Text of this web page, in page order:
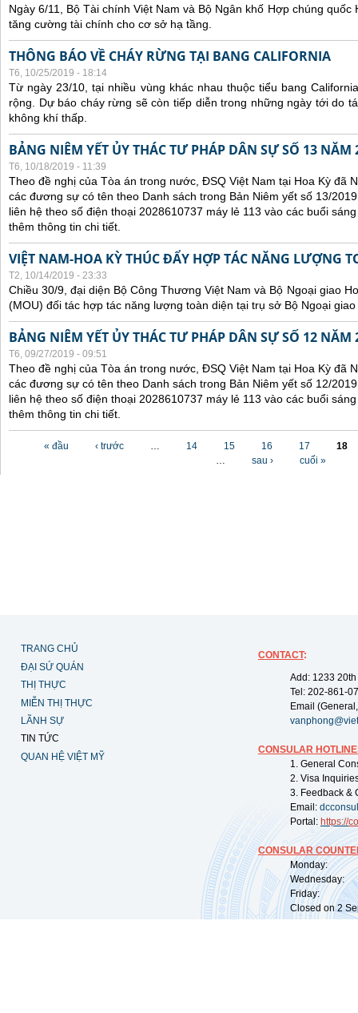
Ngày 6/11, Bộ Tài chính Việt Nam và Bộ Ngân khố Hợp chúng quốc
tăng cường tài chính cho cơ sở hạ tầng.
THÔNG BÁO VỀ CHÁY RỪNG TẠI BANG CALIFORNIA
T6, 10/25/2019 - 18:14
Từ ngày 23/10, tại nhiều vùng khác nhau thuộc tiểu bang
rộng. Dự báo cháy rừng sẽ còn tiếp diễn trong những ngày tới do
không khí thấp.
BẢNG NIÊM YẾT ỦY THÁC TƯ PHÁP DÂN SỰ SỐ 13 NĂM
T6, 10/18/2019 - 11:39
Theo đề nghị của Tòa án trong nước, ĐSQ Việt Nam tại Hoa Kỳ đã
các đương sự có tên theo Danh sách trong Bản Niêm yết số 13/
liên hệ theo số điện thoại 2028610737 máy lẻ 113 vào các buổi
thêm thông tin chi tiết.
VIỆT NAM-HOA KỲ THÚC ĐẨY HỢP TÁC NĂNG LƯỢNG
T2, 10/14/2019 - 23:33
Chiều 30/9, đại diện Bộ Công Thương Việt Nam và Bộ Ngoại giao
(MOU) đối tác hợp tác năng lượng toàn diện tại trụ sở Bộ Ngoại giao
BẢNG NIÊM YẾT ỦY THÁC TƯ PHÁP DÂN SỰ SỐ 12 NĂM
T6, 09/27/2019 - 09:51
Theo đề nghị của Tòa án trong nước, ĐSQ Việt Nam tại Hoa Kỳ đã
các đương sự có tên theo Danh sách trong Bản Niêm yết số 12/
liên hệ theo số điện thoại 2028610737 máy lẻ 113 vào các buổi
thêm thông tin chi tiết.
« đầu ‹ trước … 14 15 16 17
18
…
sau › cuối »
TRANG CHỦ
ĐẠI SỨ QUÁN
THỊ THỰC
MIỄN THỊ THỰC
LÃNH SỰ
TIN TỨC
QUAN HỆ VIỆT MỸ
CONTACT:
Add: 1233
Tel: 202-861-
Email
CONSULAR
1. General
2. Visa
3. Feedback &
Email:
Portal: https://
CONSULAR
Monday:
Wednesday:
Friday:
Closed on 2